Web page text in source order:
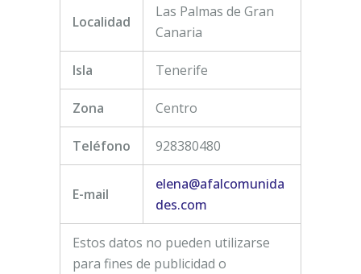
Localidad
Las Palmas de Gran
Canaria
Isla Tenerife
Zona Centro
Teléfono 928380480
E-mail
elena@afalcomunida
des.com
Estos datos no pueden utilizarse
para fines de publicidad o